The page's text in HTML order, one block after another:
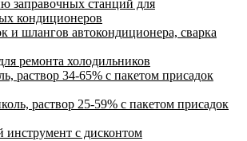
заправочных станций для
кондиционеров
и шлангов автокондиционера, сварка
ремонта холодильников
раствор 34-65% с пакетом присадок
раствор 25-59% с пакетом присадок
с дисконтом